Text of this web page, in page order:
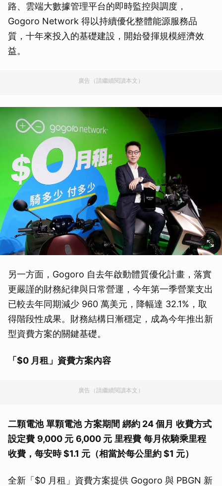
路、雲端大數據管理平台的即時監控與調度，
Gogoro Network 得以持續優化整體能源服務品
質，十年來投入的基礎建設，開始發揮規模經濟效
益。
廣告（請繼續閱讀本文）
另一方面，Gogoro 自去年啟動體質優化計畫，落實
更嚴謹的財務紀律與日常營運，今年第一季營業支出
已較去年同期減少 960 萬美元，降幅達 32.1%，取
得階段性成果。財務結構日漸穩定，成為今年推出新
型資費方案的關鍵基礎。
「$0 月租」資費方案內容
廣告（請繼續閱讀本文）
二顆電池 單顆電池 方案期間 綁約 24 個月 收費方式
設定費 9,000 元 6,000 元 里程費 每月依騎乘里程
收費，每安時 $1.1 元（相當於每公里約 $1 元）
全新「$0 月租」資費方案提供 Gogoro 與 PBGN 新